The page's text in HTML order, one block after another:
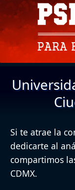
Si te atrae la
dedicarte al
compartimos
CDMX.